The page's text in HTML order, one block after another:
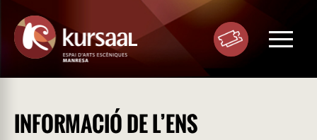
Toggle
INFORMACIÓ DE L’ENS